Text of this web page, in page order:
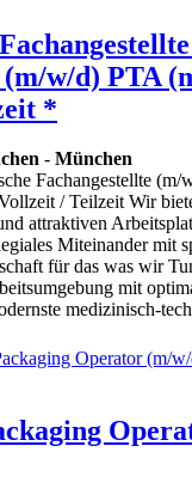
w/d) PTA
*
- München
Fachangestellte (m/
/ Teilzeit Wir
attraktiven
Miteinander mit
für das was wir
mit
medizinisch-